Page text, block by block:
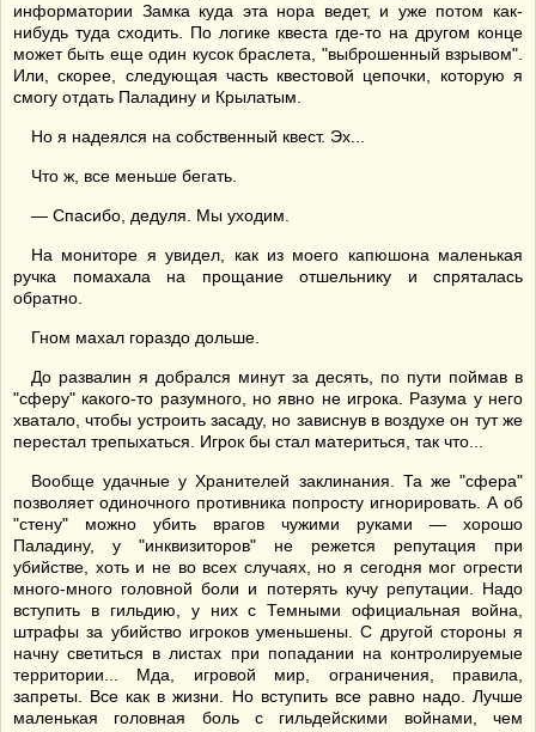
информатории Замка куда эта нора ведет, и уже потом как-
нибудь туда сходить. По логике квеста где-то на другом конце
может быть еще один кусок браслета, "выброшенный взрывом".
Или, скорее, следующая часть квестовой цепочки, которую я
смогу отдать Паладину и Крылатым.
Но я надеялся на собственный квест. Эх...
Что ж, все меньше бегать.
— Спасибо, дедуля. Мы уходим.
На мониторе я увидел, как из моего капюшона маленькая
ручка помахала на прощание отшельнику и спряталась
обратно.
Гном махал гораздо дольше.
До развалин я добрался минут за десять, по пути поймав в
"сферу" какого-то разумного, но явно не игрока. Разума у него
хватало, чтобы устроить засаду, но зависнув в воздухе он тут же
перестал трепыхаться. Игрок бы стал материться, так что...
Вообще удачные у Хранителей заклинания. Та же "сфера"
позволяет одиночного противника попросту игнорировать. А об
"стену" можно убить врагов чужими руками — хорошо
Паладину, у "инквизиторов" не режется репутация при
убийстве, хоть и не во всех случаях, но я сегодня мог огрести
много-много головной боли и потерять кучу репутации. Надо
вступить в гильдию, у них с Темными официальная война,
штрафы за убийство игроков уменьшены. С другой стороны я
начну светиться в листах при попадании на контролируемые
территории... Мда, игровой мир, ограничения, правила,
запреты. Все как в жизни. Но вступить все равно надо. Лучше
маленькая головная боль с гильдейскими войнами, чем